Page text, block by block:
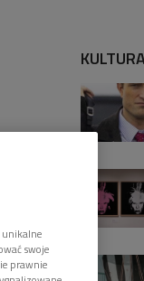
swoje
prawnie